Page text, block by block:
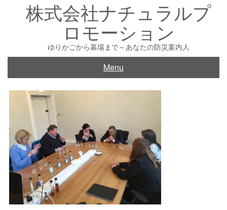
株式会社ナチュラルプ
ロモーション
ゆりかごから墓場まで～あなたの防災案内人
Menu